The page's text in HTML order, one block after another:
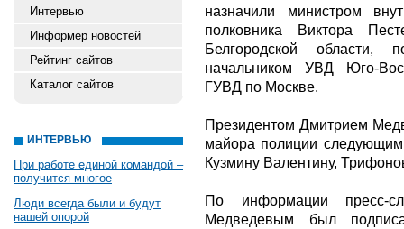
Интервью
Информер новостей
Рейтинг сайтов
Каталог сайтов
ИНТЕРВЬЮ
При работе единой командой –
получится многое
Люди всегда были и будут
нашей опорой
назначили министром
полковника Виктора
Белгородской
начальником УВД Юго-
ГУВД по Москве.
Президентом Дмитрием
майора полиции следующим
Кузмину Валентину,
По информации прeсс-
Мeдведевым был